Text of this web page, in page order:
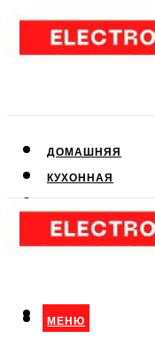
ДОМАШНЯЯ
КУХОННАЯ
КЛИМАТИЧЕСКАЯ
МЕНЮ
МЕНЮ